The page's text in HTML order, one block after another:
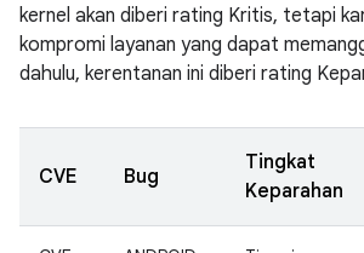
kernel akan diberi rating Kritis, tetapi
kompromi layanan yang dapat
dahulu, kerentanan ini diberi rating
CVE Bug
Tingkat
Keparahan